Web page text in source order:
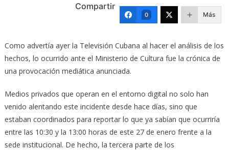
Compartir
0 Más
Como advertía ayer la Televisión Cubana al hacer el análisis de los
hechos, lo ocurrido ante el Ministerio de Cultura fue la crónica de
una provocación mediática anunciada.
Medios privados que operan en el entorno digital no solo han
venido alentando este incidente desde hace días, sino que
estaban coordinados para reportar lo que ya sabían que ocurriría
entre las 10:30 y la 13:00 horas de este 27 de enero frente a la
sede institucional. De hecho, la tercera parte de los